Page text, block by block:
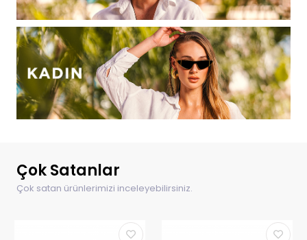
Çok Satanlar
Çok satan ürünlerimizi inceleyebilirsiniz.